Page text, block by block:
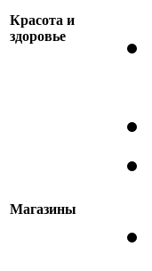
Красота и
здоровье
Магазины